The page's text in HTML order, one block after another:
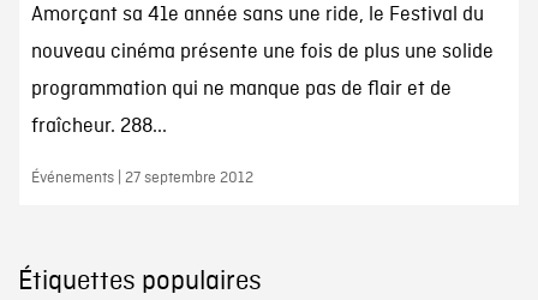
Amorçant sa 41e année sans une ride, le Festival du
nouveau cinéma présente une fois de plus une solide
programmation qui ne manque pas de flair et de
fraîcheur. 288...
Événements | 27 septembre 2012
Étiquettes populaires